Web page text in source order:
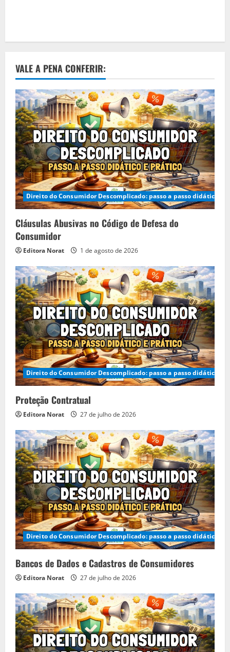
VALE A PENA CONFERIR:
Direito do Consumidor Descomplicado: passo a passo didático e
Cláusulas Abusivas no Código de Defesa do
Consumidor
Editora Norat 1 de agosto de 2026
Direito do Consumidor Descomplicado: passo a passo didático e
Proteção Contratual
Editora Norat 27 de julho de 2026
Direito do Consumidor Descomplicado: passo a passo didático e
Bancos de Dados e Cadastros de Consumidores
Editora Norat 27 de julho de 2026